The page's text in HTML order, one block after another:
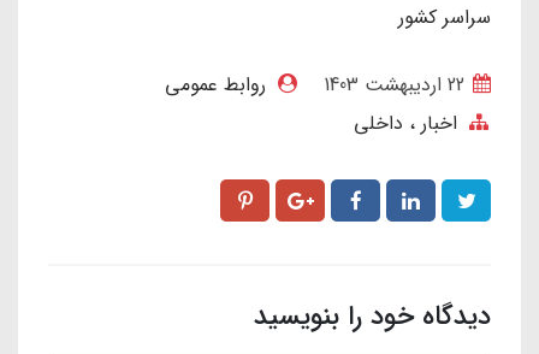
سراسر کشور
روابط عمومی
اخبار
داخلی
دیدگاه خود را بنویسید